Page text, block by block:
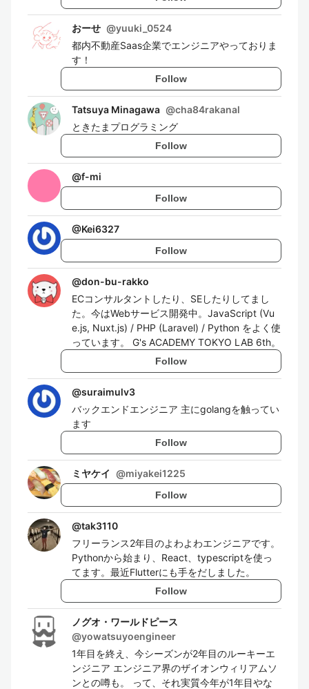
おーせ @yuuki_0524
都内不動産Saas企業でエンジニアやっておりま
す！
Follow
Tatsuya Minagawa @cha84rakanal
ときたまプログラミング
Follow
@f-mi
Follow
@Kei6327
Follow
@don-bu-rakko
ECコンサルタントしたり、SEしたりしてまし
た。今はWebサービス開発中。JavaScript (Vu
e.js, Nuxt.js) / PHP (Laravel) / Python をよく使
っています。 G's ACADEMY TOKYO LAB 6th。
Follow
@suraimulv3
バックエンドエンジニア 主にgolangを触ってい
ます
Follow
ミヤケイ @miyakei1225
Follow
@tak3110
フリーランス2年目のよわよわエンジニアです。
Pythonから始まり、React、typescriptを使っ
てます。最近Flutterにも手をだしました。
Follow
ノグオ・ワールドピース
@yowatsuyoengineer
1年目を終え、今シーズンが2年目のルーキーエ
ンジニア エンジニア界のザイオンウィリアムソ
ンとの噂も。 って、それ実質今年が1年目やな